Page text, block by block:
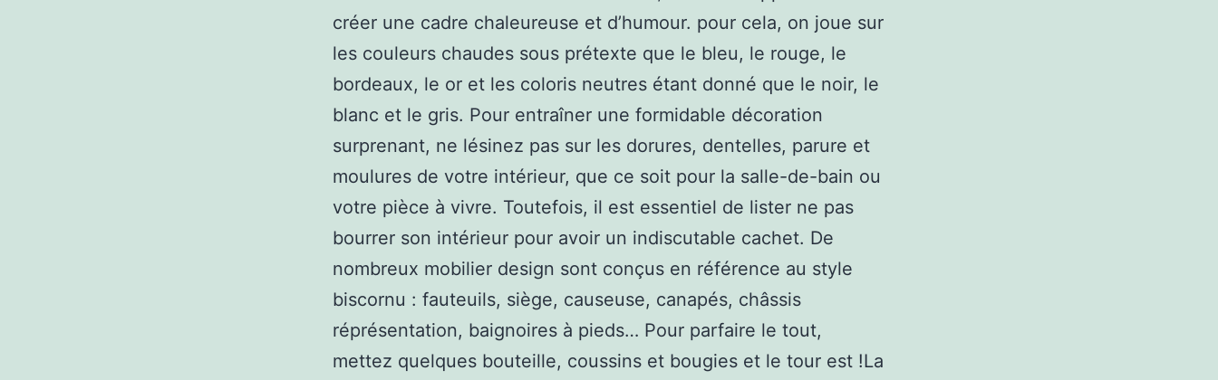
créer une cadre chaleureuse et d’humour. pour cela, on joue sur
les couleurs chaudes sous prétexte que le bleu, le rouge, le
bordeaux, le or et les coloris neutres étant donné que le noir, le
blanc et le gris. Pour entraîner une formidable décoration
surprenant, ne lésinez pas sur les dorures, dentelles, parure et
moulures de votre intérieur, que ce soit pour la salle-de-bain ou
votre pièce à vivre. Toutefois, il est essentiel de lister ne pas
bourrer son intérieur pour avoir un indiscutable cachet. De
nombreux mobilier design sont conçus en référence au style
biscornu : fauteuils, siège, causeuse, canapés, châssis
réprésentation, baignoires à pieds… Pour parfaire le tout,
mettez quelques bouteille, coussins et bougies et le tour est !La